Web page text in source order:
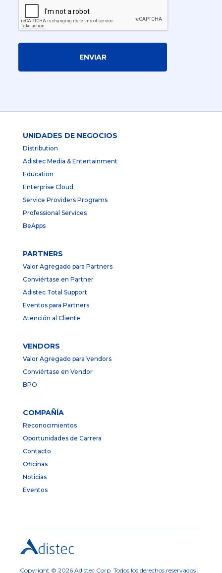
ENVIAR
UNIDADES DE NEGOCIOS
Distribution
Adistec Media & Entertainment
Education
Enterprise Cloud
Service Providers Programs
Professional Services
BeApps
PARTNERS
Valor Agregado para Partners
Conviértase en Partner
Adistec Total Support
Eventos para Partners
Atención al Cliente
VENDORS
Valor Agregado para Vendors
Conviértase en Vendor
BPO
COMPAÑÍA
Reconocimientos
Oportunidades de Carrera
Contacto
Oficinas
Noticias
Eventos
Copyright © 2026 Adistec Corp. Todos los derechos reservados |